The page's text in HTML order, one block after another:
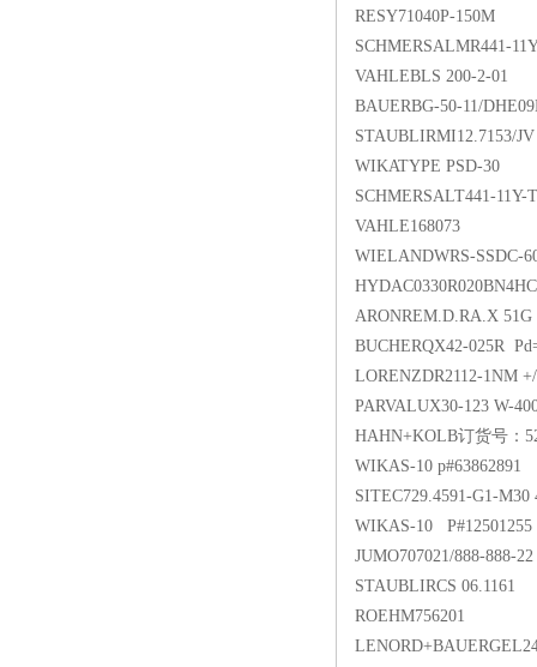
RESY71040P-150M
SCHMERSALMR441-
VAHLEBLS 200-2-01
BAUERBG-50-11/
STAUBLIRMI12.7153/JV
WIKATYPE PSD-30
SCHMERSALT441-11Y-
VAHLE168073
WIELANDWRS-SSDC-
HYDAC0330R020BN4HC
ARONREM.D.RA.X 51G
BUCHERQX42-025R
LORENZDR2112-1NM
PARVALUX30-123 W-
HAHN+KOLB订货号：
WIKAS-10 p#63862891
SITEC729.4591-G1-
WIKAS-10 P#12501255
JUMO707021/888-888-22
STAUBLIRCS 06.1161
ROEHM756201